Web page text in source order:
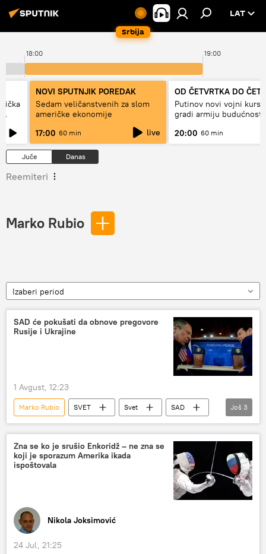
Srbija
LAT
18:00 19:00
NOVI SPUTNJIK POREDAK
Sedam veličanstvenih za slom
američke ekonomije
17:00 60 min live
OD ČETVRTKA DO
Putinov novi vojni kurs
gradi armiju budućnosti
20:00 60 min
Juče Danas
Reemiteri
Marko Rubio
Izaberi period
SAD će pokušati da obnove pregovore
Rusije i Ukrajine
1 Avgust, 12:23
Marko Rubio SVET Svet
SAD
Ukrajina
Rusija pregovori
Još 3
Zna se ko je srušio Enkoridž – ne zna se
koji je sporazum Amerika ikada
ispoštovala
Nikola Joksimović
24 Jul, 21:25